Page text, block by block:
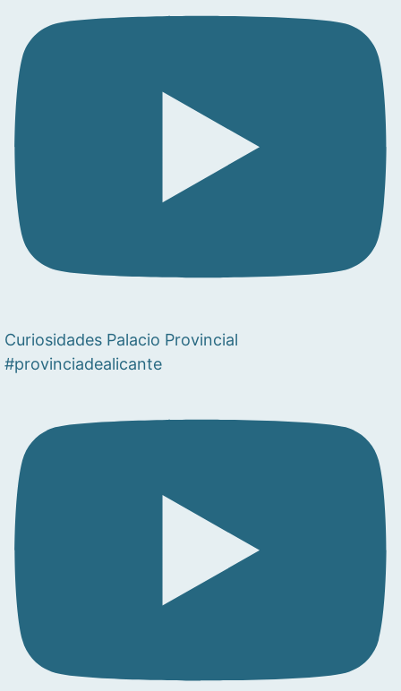
Curiosidades Palacio Provincial
#provinciadealicante